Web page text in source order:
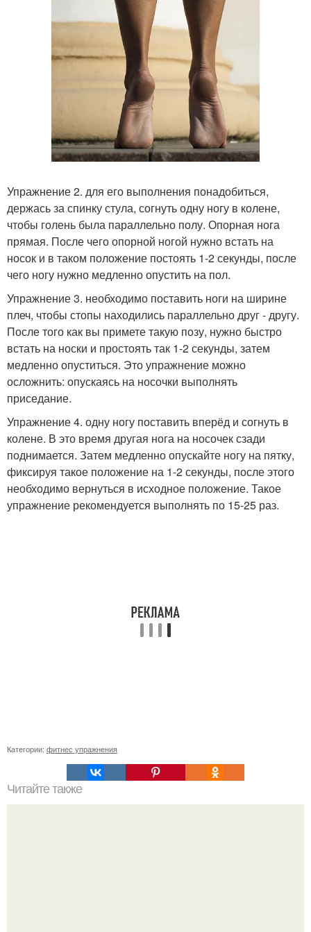
Упражнение 2. для его выполнения понадобиться,
держась за спинку стула, согнуть одну ногу в колене,
чтобы голень была параллельно полу. Опорная нога
прямая. После чего опорной ногой нужно встать на
носок и в таком положение постоять 1-2 секунды, после
чего ногу нужно медленно опустить на пол.
Упражнение 3. необходимо поставить ноги на ширине
плеч, чтобы стопы находились параллельно друг - другу.
После того как вы примете такую позу, нужно быстро
встать на носки и простоять так 1-2 секунды, затем
медленно опуститься. Это упражнение можно
осложнить: опускаясь на носочки выполнять
приседание.
Упражнение 4. одну ногу поставить вперёд и согнуть в
колене. В это время другая нога на носочек сзади
поднимается. Затем медленно опускайте ногу на пятку,
фиксируя такое положение на 1-2 секунды, после этого
необходимо вернуться в исходное положение. Такое
упражнение рекомендуется выполнять по 15-25 раз.
Категории: фитнес упражнения
Читайте также